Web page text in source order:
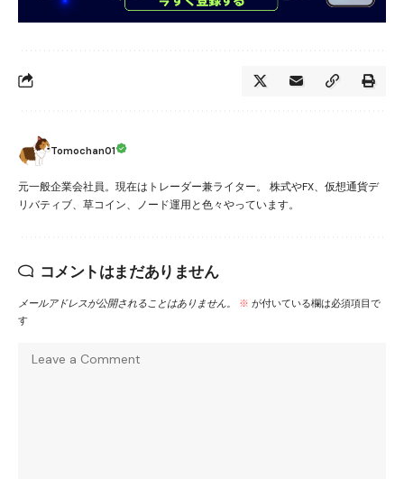
Tomochan01
元一般企業会社員。現在はトレーダー兼ライター。 株式やFX、仮想通貨デ
リバティブ、草コイン、ノード運用と色々やっています。
コメントはまだありません
メールアドレスが公開されることはありません。 ※ が付いている欄は必須項目で
す